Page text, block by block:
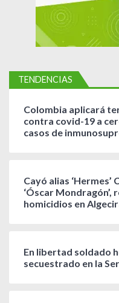
TENDENCIAS
Colombia aplicará
contra covid-19 a
casos de
Cayó alias ‘Hermes’
‘Óscar Mondragón’,
homicidios en
En libertad soldado
secuestrado en la